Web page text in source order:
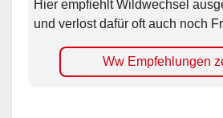
Hier empfiehlt Wildwechsel
und verlost dafür oft auch noch
Ww Empfehlungen